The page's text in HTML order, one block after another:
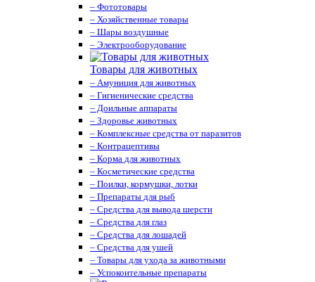
– Фототовары
– Хозяйственные товары
– Шары воздушные
– Электрооборудование
Товары для животных
– Амуниция для животных
– Гигиенические средства
– Доильные аппараты
– Здоровье животных
– Комплексные средства от паразитов
– Контрацептивы
– Корма для животных
– Косметические средства
– Поилки, кормушки, лотки
– Препараты для рыб
– Средства для вывода шерсти
– Средства для глаз
– Средства для лошадей
– Средства для ушей
– Товары для ухода за животными
– Успокоительные препараты